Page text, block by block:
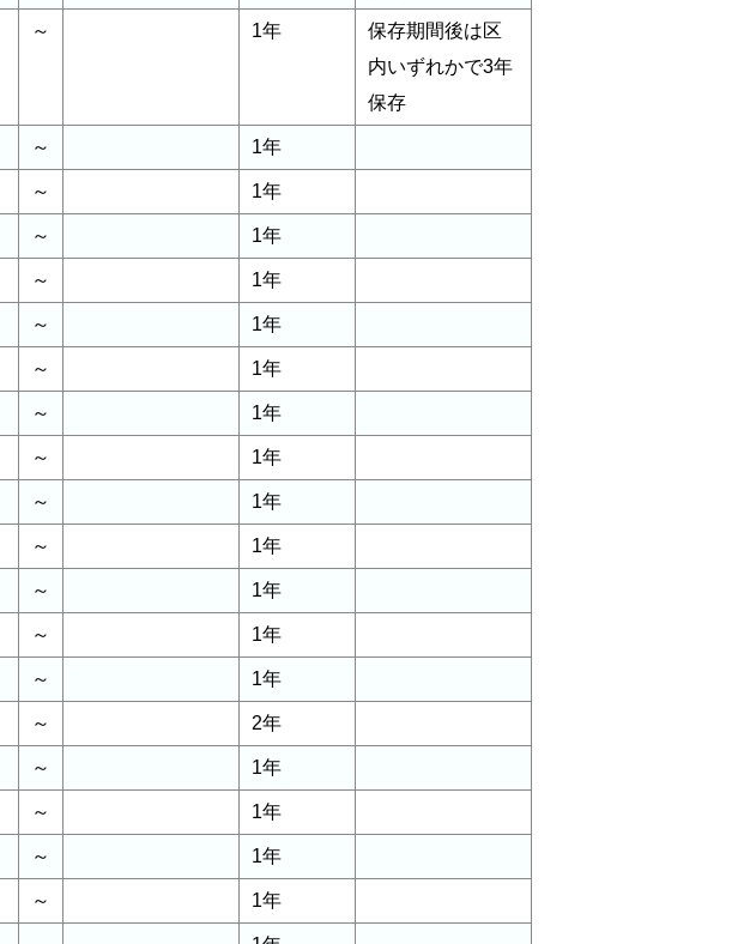
～ 1年
保存期間後は区
内いずれかで3年
保存
～ 1年
～ 1年
～ 1年
～ 1年
～ 1年
～ 1年
～ 1年
～ 1年
～ 1年
～ 1年
～ 1年
～ 1年
～ 1年
～ 2年
～ 1年
～ 1年
～ 1年
～ 1年